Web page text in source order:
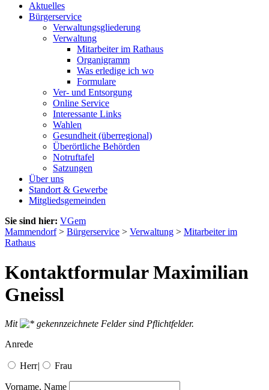
Aktuelles
Bürgerservice
Verwaltungsgliederung
Verwaltung
Mitarbeiter im Rathaus
Organigramm
Was erledige ich wo
Formulare
Ver- und Entsorgung
Online Service
Interessante Links
Wahlen
Gesundheit (überregional)
Überörtliche Behörden
Notruftafel
Satzungen
Über uns
Standort & Gewerbe
Mitgliedsgemeinden
Sie sind hier: VGem
Mammendorf> Bürgerservice > Verwaltung > Mitarbeiter im
Rathaus
Kontaktformular Maximilian
Gneissl
Mit
gekennzeichnete Felder sind Pflichtfelder.
Anrede
Herr| Frau
Vorname, Name